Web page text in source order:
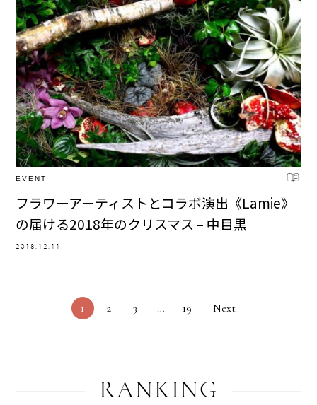
EVENT
フラワーアーティストとコラボ演出《Lamie》
の届ける2018年のクリスマス – 中目黒
2018.12.11
1 2 3 … 19 Next
RANKING